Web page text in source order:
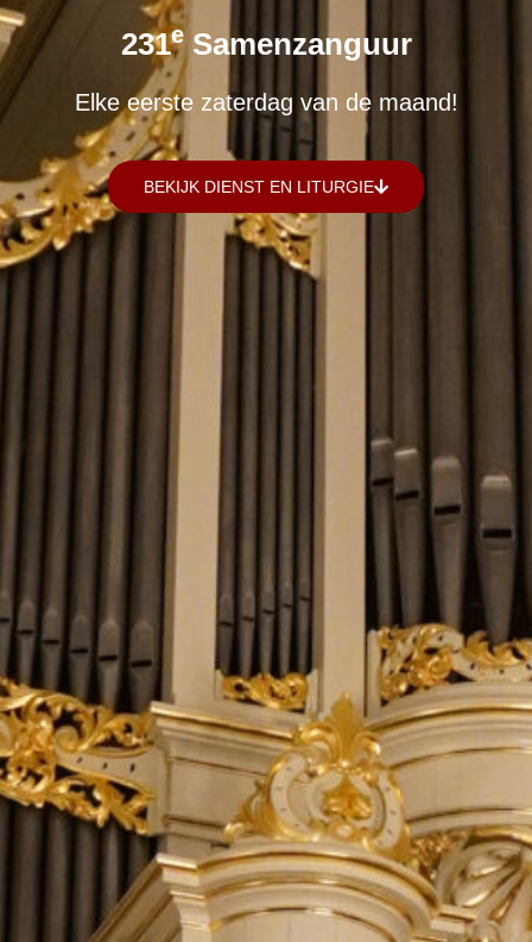
231ESamenzanguur
Elke eerste zaterdag van de maand!
BEKIJK DIENST EN LITURGIE